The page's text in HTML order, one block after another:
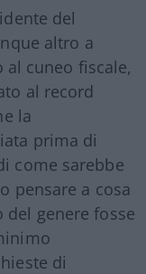
del
altro a
cuneo fiscale,
al record
la
prima di
come sarebbe
pensare a cosa
del genere fosse
di